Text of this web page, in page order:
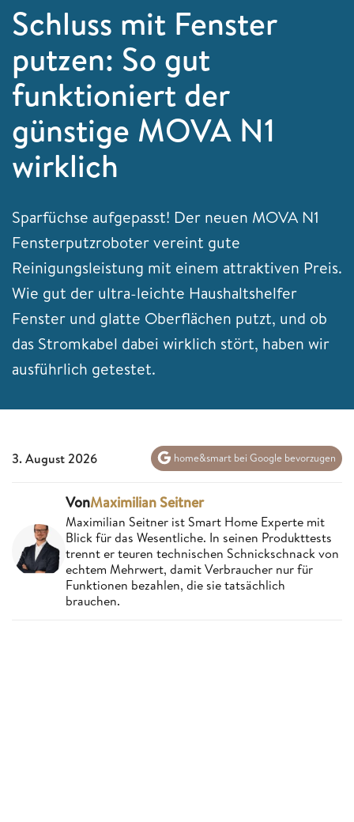
Schluss mit Fenster
putzen: So gut
funktioniert der
günstige MOVA N1
wirklich
Sparfüchse aufgepasst! Der neuen MOVA N1
Fensterputzroboter vereint gute
Reinigungsleistung mit einem attraktiven Preis.
Wie gut der ultra-leichte Haushaltshelfer
Fenster und glatte Oberflächen putzt, und ob
das Stromkabel dabei wirklich stört, haben wir
ausführlich getestet.
3. August 2026 home&smart bei Google bevorzugen
VonMaximilian Seitner
Maximilian Seitner ist Smart Home Experte mit
Blick für das Wesentliche. In seinen Produkttests
trennt er teuren technischen Schnickschnack von
echtem Mehrwert, damit Verbraucher nur für
Funktionen bezahlen, die sie tatsächlich
brauchen.